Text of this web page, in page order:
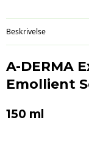
Beskrivelse
A-DERMA
Emollient
150 ml